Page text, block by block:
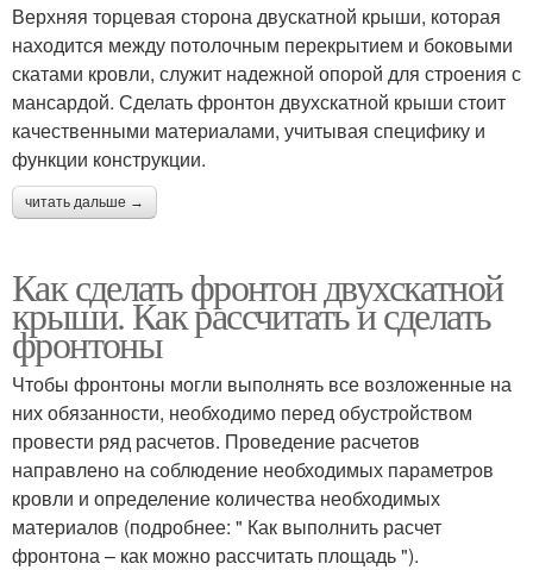
Верхняя торцевая сторона двускатной крыши, которая
находится между потолочным перекрытием и боковыми
скатами кровли, служит надежной опорой для строения с
мансардой. Сделать фронтон двухскатной крыши стоит
качественными материалами, учитывая специфику и
функции конструкции.
читать дальше →
Как сделать фронтон двухскатной
крыши. Как рассчитать и сделать
фронтоны
Чтобы фронтоны могли выполнять все возложенные на
них обязанности, необходимо перед обустройством
провести ряд расчетов. Проведение расчетов
направлено на соблюдение необходимых параметров
кровли и определение количества необходимых
материалов (подробнее: " Как выполнить расчет
фронтона – как можно рассчитать площадь ").